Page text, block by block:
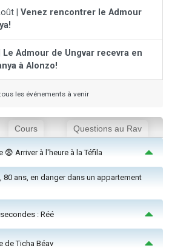
| Venez rencontrer le Admour
Le Admour de Ungvar recevra en
à Alonzo!
les événements à venir
Cours Questions au Rav
😨 Arriver à l'heure à la Téfila
80 ans, en danger dans un appartement
: Réé
de Ticha Béav